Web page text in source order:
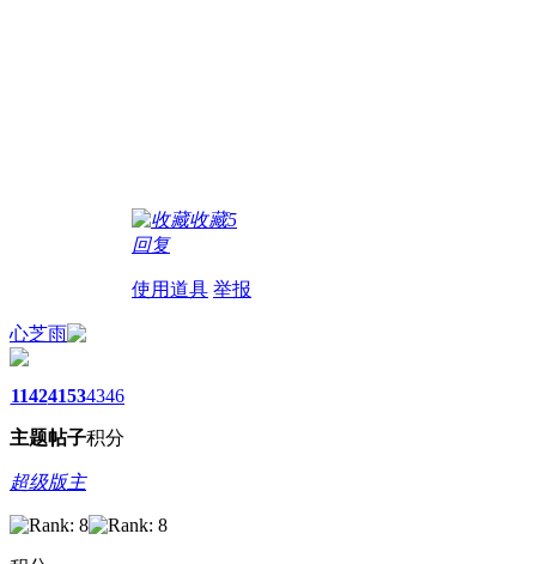
收藏5
回复
使用道具 举报
心芝雨
1142
主题
4153
帖子
4346
积分
超级版主